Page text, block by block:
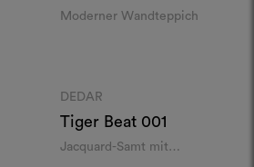
Moderner Wandteppich
DEDAR
Tiger Beat 001
Jacquard-Samt mit